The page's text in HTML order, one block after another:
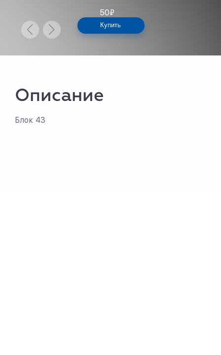
50₽
Купить
Описание
Блок 43